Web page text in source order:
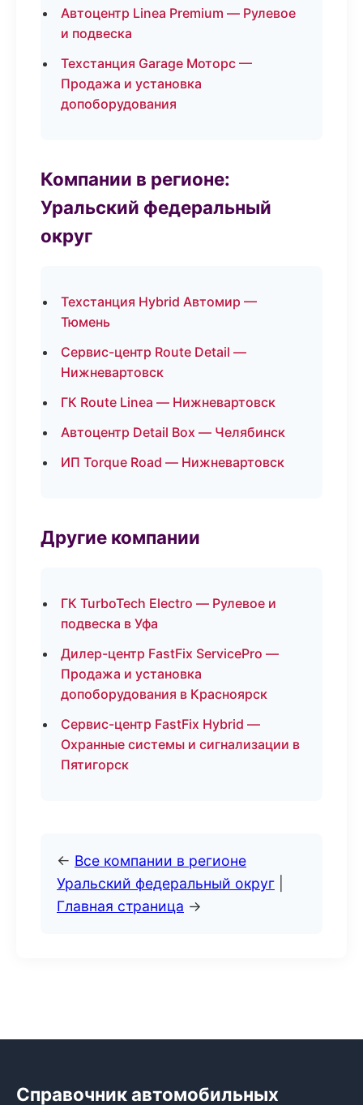
Автоцентр Linea Premium — Рулевое
и подвеска
Техстанция Garage Моторс —
Продажа и установка
допоборудования
Компании в регионе:
Уральский федеральный
округ
Техстанция Hybrid Автомир —
Тюмень
Сервис-центр Route Detail —
Нижневартовск
ГК Route Linea — Нижневартовск
Автоцентр Detail Box — Челябинск
ИП Torque Road — Нижневартовск
Другие компании
ГК TurboTech Electro — Рулевое и
подвеска в Уфа
Дилер-центр FastFix ServicePro —
Продажа и установка
допоборудования в Красноярск
Сервис-центр FastFix Hybrid —
Охранные системы и сигнализации в
Пятигорск
← Все компании в регионе
Уральский федеральный округ
Главная страница →
Справочник автомобильных